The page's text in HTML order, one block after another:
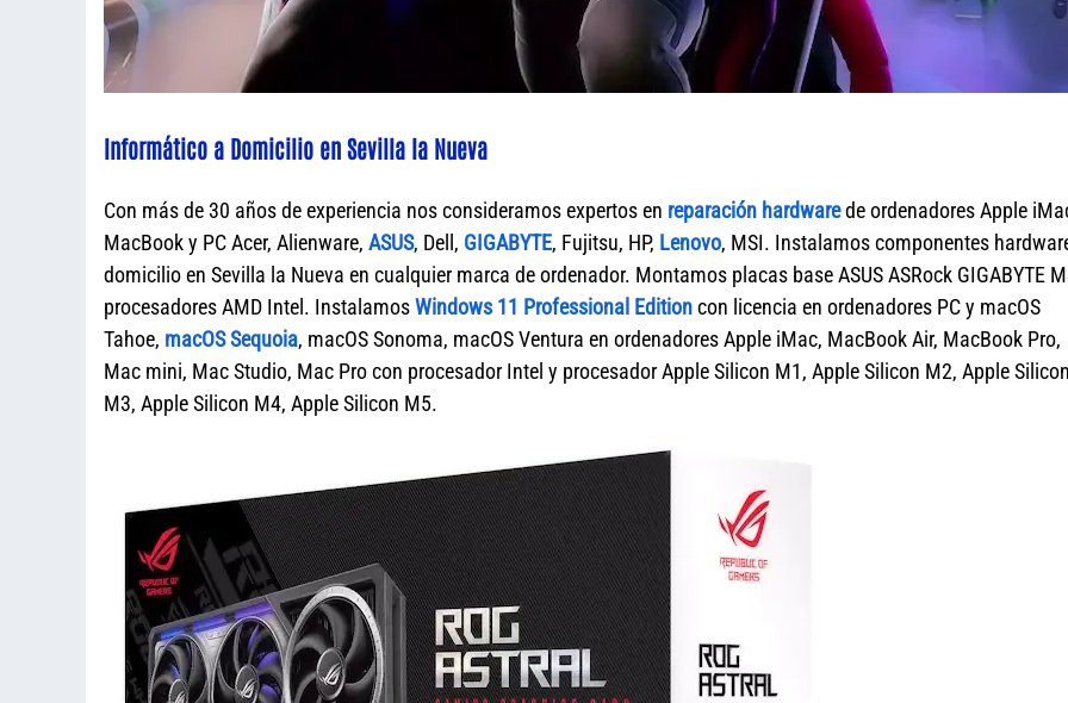
Informático a Domicilio en Sevilla la Nueva
Con más de 30 años de experiencia nos consideramos expertos en reparación hardwarede ordenadores Apple
MacBook y PC Acer, Alienware, ASUS, Dell, GIGABYTE, Fujitsu, HP, Lenovo, MSI. Instalamos componentes
domicilio en Sevilla la Nueva en cualquier marca de ordenador. Montamos placas base ASUS ASRock GIGABYTE
procesadores AMD Intel. InstalamosWindows 11 Professional Editioncon licencia en ordenadores PC y macOS
Tahoe, macOS Sequoia, macOS Sonoma, macOS Ventura en ordenadores Apple iMac, MacBook Air, MacBook Pro,
Mac mini, Mac Studio, Mac Pro con procesador Intel y procesador Apple Silicon M1, Apple Silicon M2, Apple
M3, Apple Silicon M4, Apple Silicon M5.